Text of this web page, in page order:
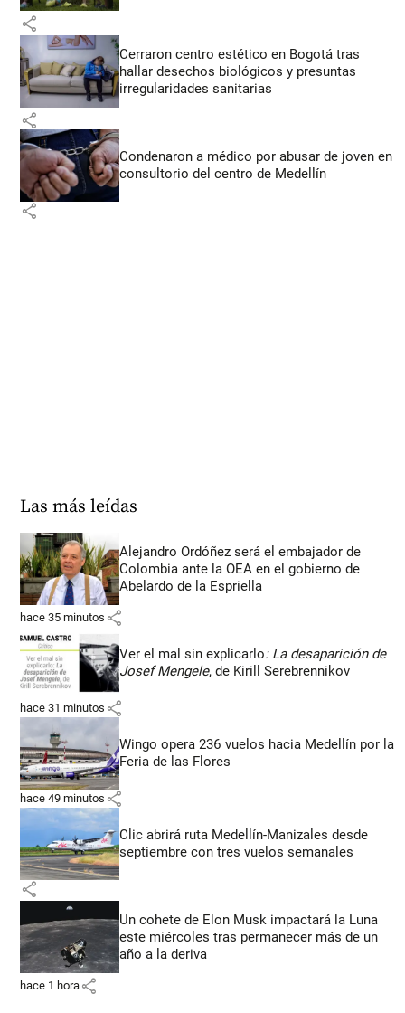
share
Cerraron centro estético en Bogotá tras
hallar desechos biológicos y presuntas
irregularidades sanitarias
share
Condenaron a médico por abusar de joven en
consultorio del centro de Medellín
share
Las más leídas
Alejandro Ordóñez será el embajador de
Colombia ante la OEA en el gobierno de
Abelardo de la Espriella
hace 35 minutos share
Ver el mal sin explicarlo: La desaparición de
Josef Mengele, de Kirill Serebrennikov
hace 31 minutos share
Wingo opera 236 vuelos hacia Medellín por la
Feria de las Flores
hace 49 minutos share
Clic abrirá ruta Medellín-Manizales desde
septiembre con tres vuelos semanales
share
Un cohete de Elon Musk impactará la Luna
este miércoles tras permanecer más de un
año a la deriva
hace 1 hora share